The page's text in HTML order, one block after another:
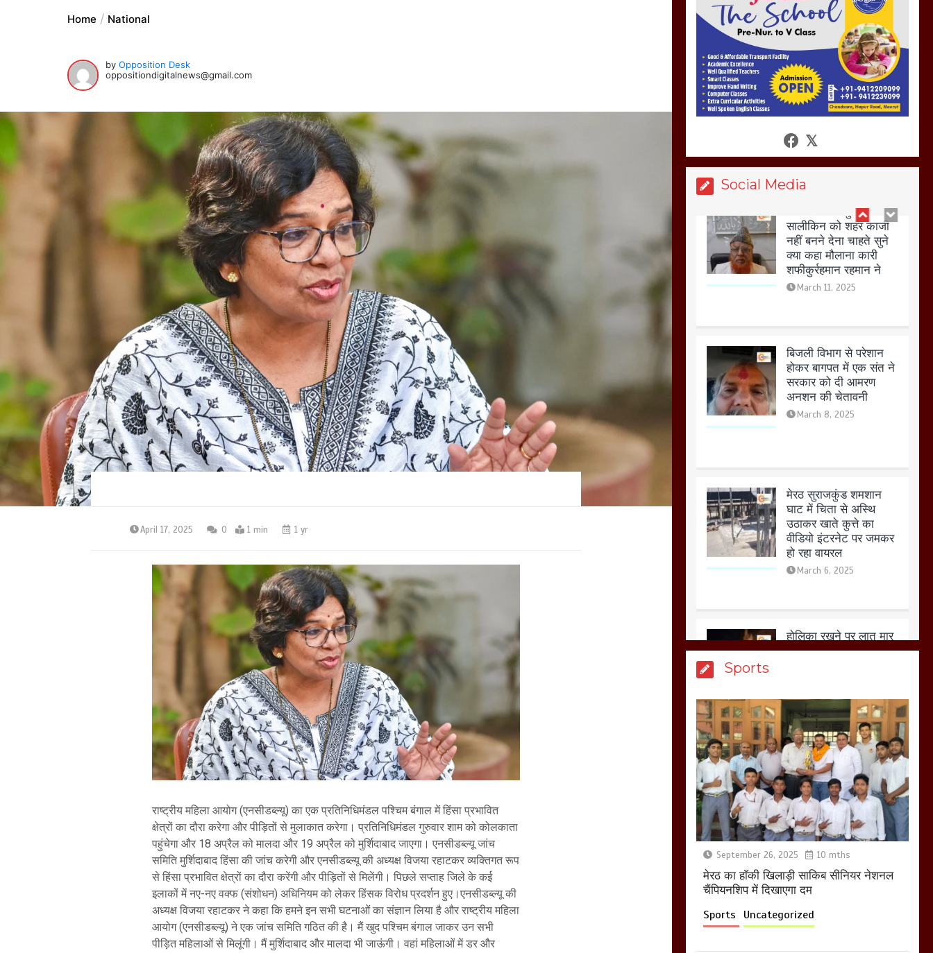
Home National
by Opposition Desk
oppositiondigitalnews@gmail.com
April 17, 2025 0 1 min 1 yr
राष्ट्रीय महिला आयोग (एनसीडब्ल्यू) का एक प्रतिनिधिमंडल पश्चिम बंगाल में हिंसा प्रभावित
क्षेत्रों का दौरा करेगा और पीड़ितों से मुलाकात करेगा। प्रतिनिधिमंडल गुरुवार शाम को कोलकाता
पहुंचेगा और 18 अप्रैल को मालदा और 19 अप्रैल को मुर्शिदाबाद जाएगा। एनसीडब्ल्यू जांच
समिति मुर्शिदाबाद हिंसा की जांच करेगी और एनसीडब्ल्यू की अध्यक्ष विजया रहाटकर व्यक्तिगत रूप
से हिंसा प्रभावित क्षेत्रों का दौरा करेंगी और पीड़ितों से मिलेंगी। पिछले सप्ताह जिले के कई
इलाकों में नए-नए वक्फ (संशोधन) अधिनियम को लेकर हिंसक विरोध प्रदर्शन हुए।एनसीडब्ल्यू की
अध्यक्ष विजया रहाटकर ने कहा कि हमने इन सभी घटनाओं का संज्ञान लिया है और राष्ट्रीय महिला
आयोग (एनसीडब्ल्यू) ने एक जांच समिति गठित की है। मैं खुद पश्चिम बंगाल जाकर उन सभी
पीड़ित महिलाओं से मिलूंगी। मैं मुर्शिदाबाद और मालदा भी जाऊंगी। वहां महिलाओं में डर और
Social Media
अगर रखी गई होली तो होगा
खून खराबा,
March 11, 2025
आखिर क्यों जैनुल
सालीकिन को शहर काजी
नहीं बनने देना चाहते सुने
क्या कहा मौलाना कारी
शफीकुर्रहमान रहमान ने
March 11, 2025
बिजली विभाग से परेशान
होकर बागपत में एक संत ने
सरकार को दी आमरण
अनशन की चेतावनी
March 8, 2025
मेरठ सुराजकुंड शमशान
घाट में चिता से अस्थि
उठाकर खाते कुत्ते का
वीडियो इंटरनेट पर जमकर
होलिका रखने पर लात मार
कर होलिका को किया तहस
नहस,मोहल्ले वालों के साथ
की गई गाली गलोच ,कहा
अगर रखी गई होली तो होगा
क्या कहा मौलाना कारी
शफीकुर्रहमान रहमान ने
March 11, 2025
बिजली विभाग से परेशान
होकर बागपत में एक संत ने
सरकार को दी आमरण
अनशन की चेतावनी
March 8, 2025
Sports
September 26, 2025 10 mths
मेरठ का हाॅकी खिलाड़ी साकिब सीनियर नेशनल
चैंपियनशिप में दिखाएगा दम
Sports Uncategorized